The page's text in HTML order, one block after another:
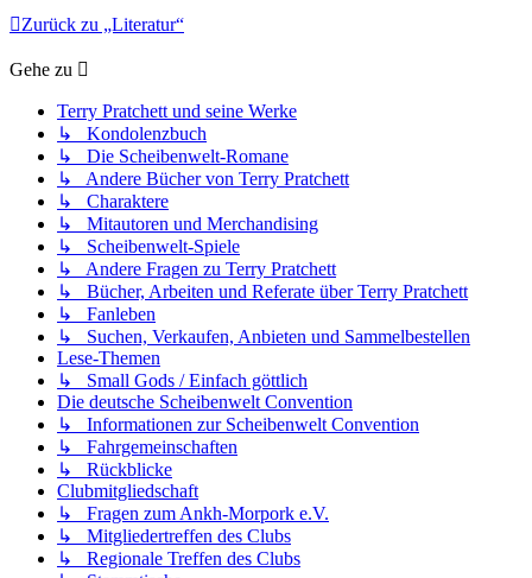
Zurück zu „Literatur“
Gehe zu
Terry Pratchett und seine Werke
↳ Kondolenzbuch
↳ Die Scheibenwelt-Romane
↳ Andere Bücher von Terry Pratchett
↳ Charaktere
↳ Mitautoren und Merchandising
↳ Scheibenwelt-Spiele
↳ Andere Fragen zu Terry Pratchett
↳ Bücher, Arbeiten und Referate über Terry Pratchett
↳ Fanleben
↳ Suchen, Verkaufen, Anbieten und Sammelbestellen
Lese-Themen
↳ Small Gods / Einfach göttlich
Die deutsche Scheibenwelt Convention
↳ Informationen zur Scheibenwelt Convention
↳ Fahrgemeinschaften
↳ Rückblicke
Clubmitgliedschaft
↳ Fragen zum Ankh-Morpork e.V.
↳ Mitgliedertreffen des Clubs
↳ Regionale Treffen des Clubs